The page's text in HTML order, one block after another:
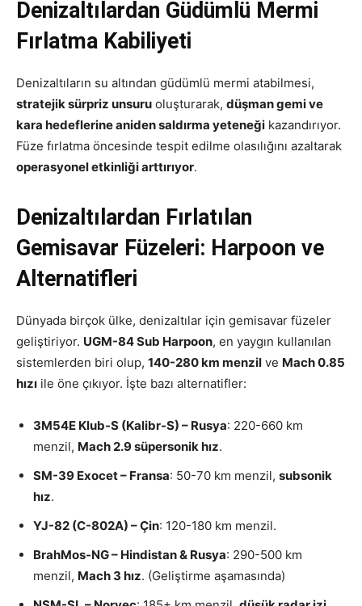
Denizaltılardan Güdümlü Mermi
Fırlatma Kabiliyeti
Denizaltıların su altından güdümlü mermi atabilmesi,
stratejik sürpriz unsuru oluşturarak, düşman gemi ve
kara hedeflerine aniden saldırma yeteneği kazandırıyor.
Füze fırlatma öncesinde tespit edilme olasılığını azaltarak
operasyonel etkinliği arttırıyor.
Denizaltılardan Fırlatılan
Gemisavar Füzeleri: Harpoon ve
Alternatifleri
Dünyada birçok ülke, denizaltılar için gemisavar füzeler
geliştiriyor. UGM-84 Sub Harpoon, en yaygın kullanılan
sistemlerden biri olup, 140-280 km menzil ve Mach 0.85
hızı ile öne çıkıyor. İşte bazı alternatifler:
3M54E Klub-S (Kalibr-S) – Rusya: 220-660 km
menzil, Mach 2.9 süpersonik hız.
SM-39 Exocet – Fransa: 50-70 km menzil, subsonik
hız.
YJ-82 (C-802A) – Çin: 120-180 km menzil.
BrahMos-NG – Hindistan & Rusya: 290-500 km
menzil, Mach 3 hız. (Geliştirme aşamasında)